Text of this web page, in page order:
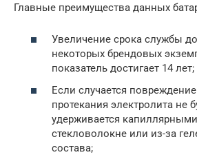
Главные преимущества данных
Увеличение срока службы
некоторых брендовых
показатель достигает 14 лет;
Если случается
протекания электролита не
удерживается
стекловолокне или из-за
состава;